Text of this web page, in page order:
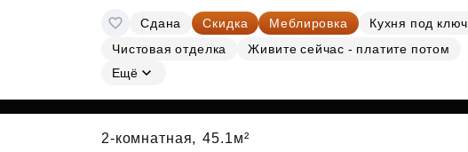
Сдана Скидка Меблировка
Кухня под ключ
Чистовая отделка
Живите сейчас - платите потом
Ещё
2-комнатная, 45.1м²